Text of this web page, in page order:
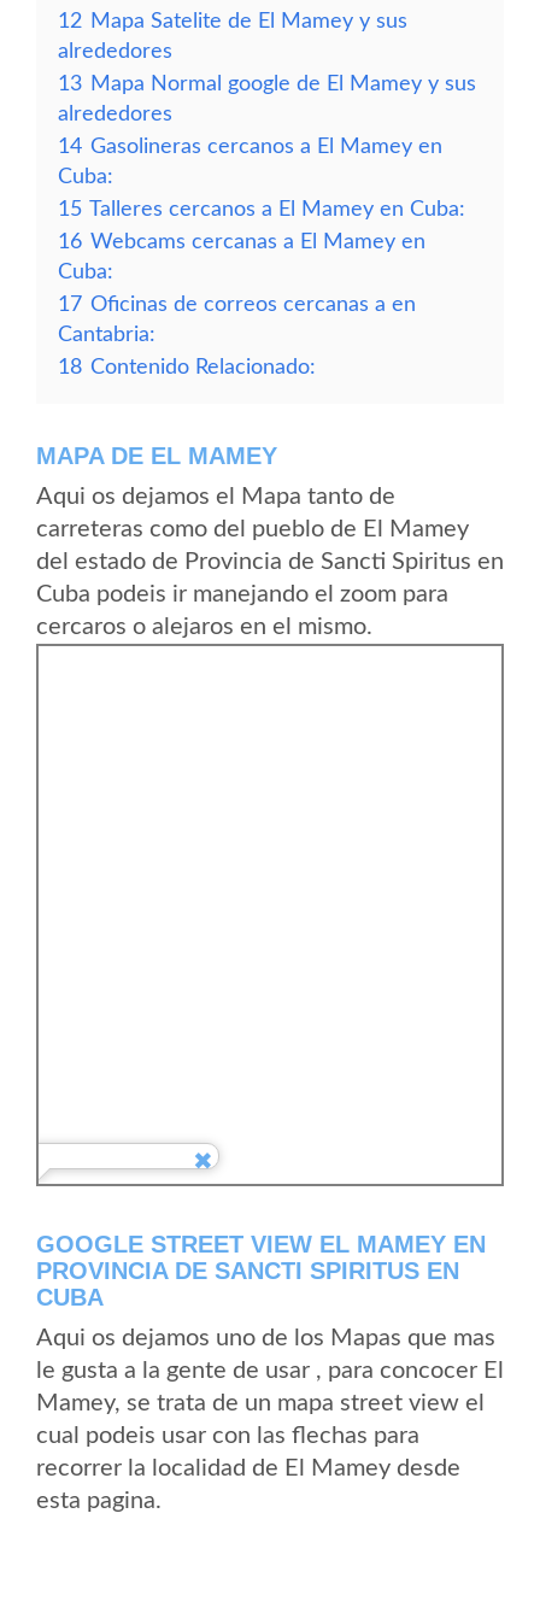
12 Mapa Satelite de El Mamey y sus
alrededores
13 Mapa Normal google de El Mamey y sus
alrededores
14 Gasolineras cercanos a El Mamey en
Cuba:
15 Talleres cercanos a El Mamey en Cuba:
16 Webcams cercanas a El Mamey en
Cuba:
17 Oficinas de correos cercanas a en
Cantabria:
18 Contenido Relacionado:
MAPA DE EL MAMEY
Aqui os dejamos el Mapa tanto de
carreteras como del pueblo de El Mamey
del estado de Provincia de Sancti Spiritus en
Cuba podeis ir manejando el zoom para
cercaros o alejaros en el mismo.
GOOGLE STREET VIEW EL MAMEY EN
PROVINCIA DE SANCTI SPIRITUS EN
CUBA
Aqui os dejamos uno de los Mapas que mas
le gusta a la gente de usar , para concocer El
Mamey, se trata de un mapa street view el
cual podeis usar con las flechas para
recorrer la localidad de El Mamey desde
esta pagina.